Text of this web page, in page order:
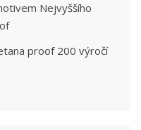
Nejvyššího
proof 200 výročí